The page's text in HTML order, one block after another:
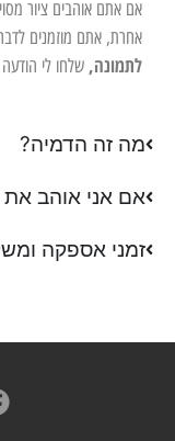
אם אתם אוהבים ציור
אחרת, אתם מוזמנים
לתמונה, שלחו לי
מה זה הדמיה?
אם אני אוהב את
זמני אספקה